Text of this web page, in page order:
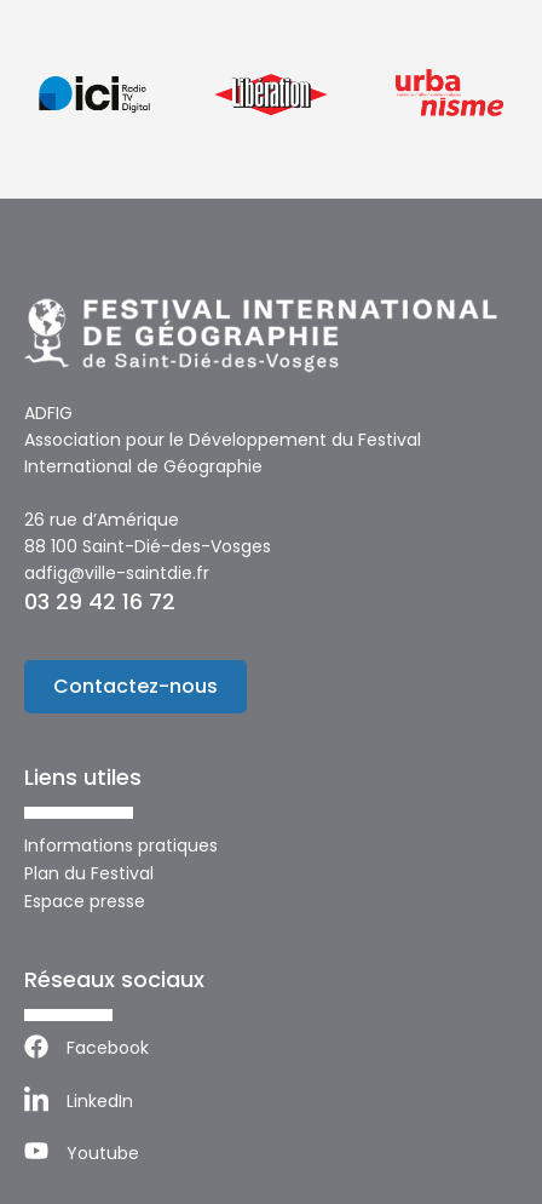
ADFIG
Association pour le Développement du Festival
International de Géographie
26 rue d’Amérique
88 100 Saint-Dié-des-Vosges
adfig@ville-saintdie.fr
03 29 42 16 72
Contactez-nous
Liens utiles
Informations pratiques
Plan du Festival
Espace presse
Réseaux sociaux
Facebook
LinkedIn
Youtube